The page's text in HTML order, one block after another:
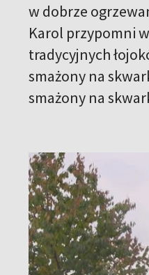
w dobrze
Karol przypomni
tradycyjnych
smażony na
smażony na